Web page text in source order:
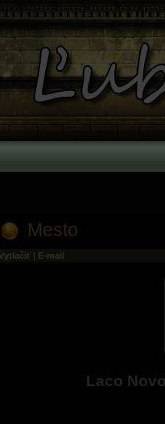
Mesto
| E-mail
Laco